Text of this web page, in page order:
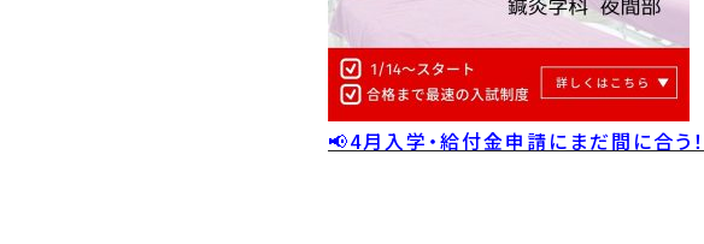
📢4月入学・給付金申請にまだ間に合う